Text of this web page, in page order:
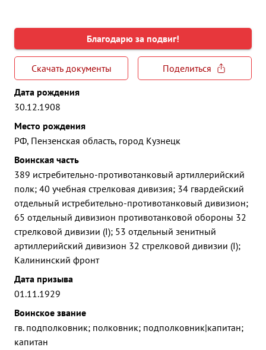
Благодарю за подвиг!
Скачать документы
Поделиться
Дата рождения
30.12.1908
Место рождения
РФ, Пензенская область, город Кузнецк
Воинская часть
389 истребительно-противотанковый артиллерийский
полк; 40 учебная стрелковая дивизия; 34 гвардейский
отдельный истребительно-противотанковый дивизион;
65 отдельный дивизион противотанковой обороны 32
стрелковой дивизии (I); 53 отдельный зенитный
артиллерийский дивизион 32 стрелковой дивизии (I);
Калининский фронт
Дата призыва
01.11.1929
Воинское звание
гв. подполковник; полковник; подполковник|капитан;
капитан